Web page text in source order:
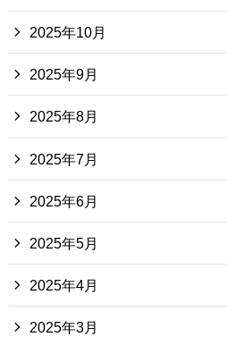
2025年10月
2025年9月
2025年8月
2025年7月
2025年6月
2025年5月
2025年4月
2025年3月